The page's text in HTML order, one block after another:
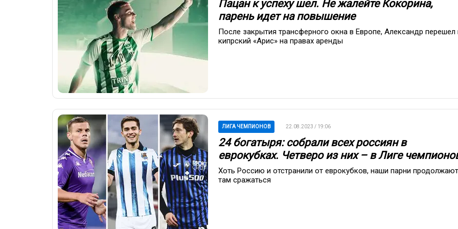
Пацан к успеху шел. Не жалейте Кокорина,
парень идет на повышение
После закрытия трансферного окна в Европе, Александр перешел
кипрский «Арис» на правах аренды
ЛИГА ЧЕМПИОНОВ 22.08.2023 / 19:06
24 богатыря: собрали всех россиян в
еврокубках. Четверо из них – в Лиге
Хоть Россию и отстранили от еврокубков, наши парни продолжают
там сражаться